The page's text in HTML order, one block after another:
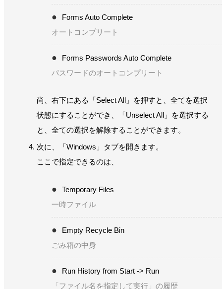
Forms Auto Complete
オートコンプリート
Forms Passwords Auto Complete
パスワードのオートコンプリート
尚、右下にある「Select All」を押すと、全てを選択
状態にすることができ、「Unselect All」を選択する
と、全ての選択を解除することができます。
次に、「Windows」タブを開きます。
ここで指定できるのは、
Temporary Files
一時ファイル
Empty Recycle Bin
ごみ箱の中身
Run History from Start -> Run
「ファイル名を指定して実行」の履歴